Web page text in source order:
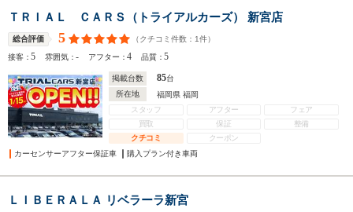
ＴＲＩＡＬ ＣＡＲＳ（トライアルカーズ） 新宮店
総合評価 5 （クチコミ件数： 1件）
接客：5 雰囲気：- アフター：4 品質：5
掲載台数 85台
所在地
福岡県 福岡
スタッフ
アフター
フェア
買取
保証
整備
クチコミ
クーポン
カーセンサーアフター保証車
購入プラン付き車両
ＬＩＢＥＲＡＬＡ リベラーラ新宮